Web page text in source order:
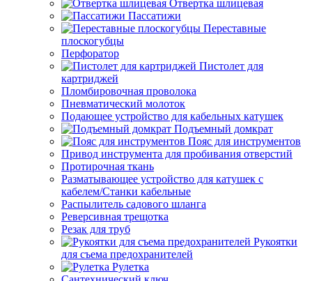
Отвертка шлицевая
Пассатижи
Переставные
плоскогубцы
Перфоратор
Пистолет для
картриджей
Пломбировочная проволока
Пневматический молоток
Подающее устройство для кабельных катушек
Подъемный домкрат
Пояс для инструментов
Привод инструмента для пробивания отверстий
Протирочная ткань
Разматывающее устройство для катушек с
кабелем/Станки кабельные
Распылитель садового шланга
Реверсивная трещотка
Резак для труб
Рукоятки
для съема предохранителей
Рулетка